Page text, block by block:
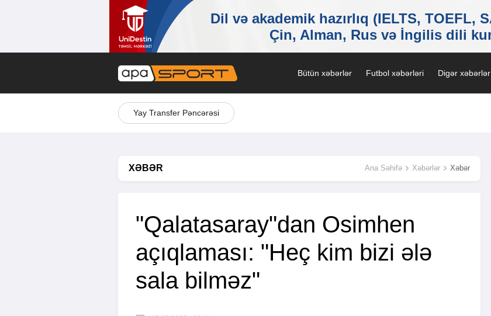
Bütün xəbərlər Futbol xəbərləri Digər xəbərlər
Yay Transfer Pəncərəsi
XƏBƏR Ana Səhifə Xəbərlər Xəbər
"Qalatasaray"dan Osimhen
açıqlaması: "Heç kim bizi ələ
sala bilməz"